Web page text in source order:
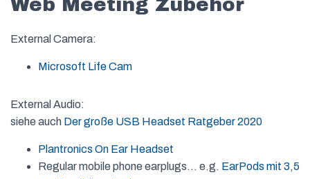
Web Meeting Zubehör
External Camera:
Microsoft Life Cam
External Audio:
siehe auch Der große USB Headset Ratgeber 2020
Plantronics On Ear Headset
Regular mobile phone earplugs… e.g. EarPods mit 3,5